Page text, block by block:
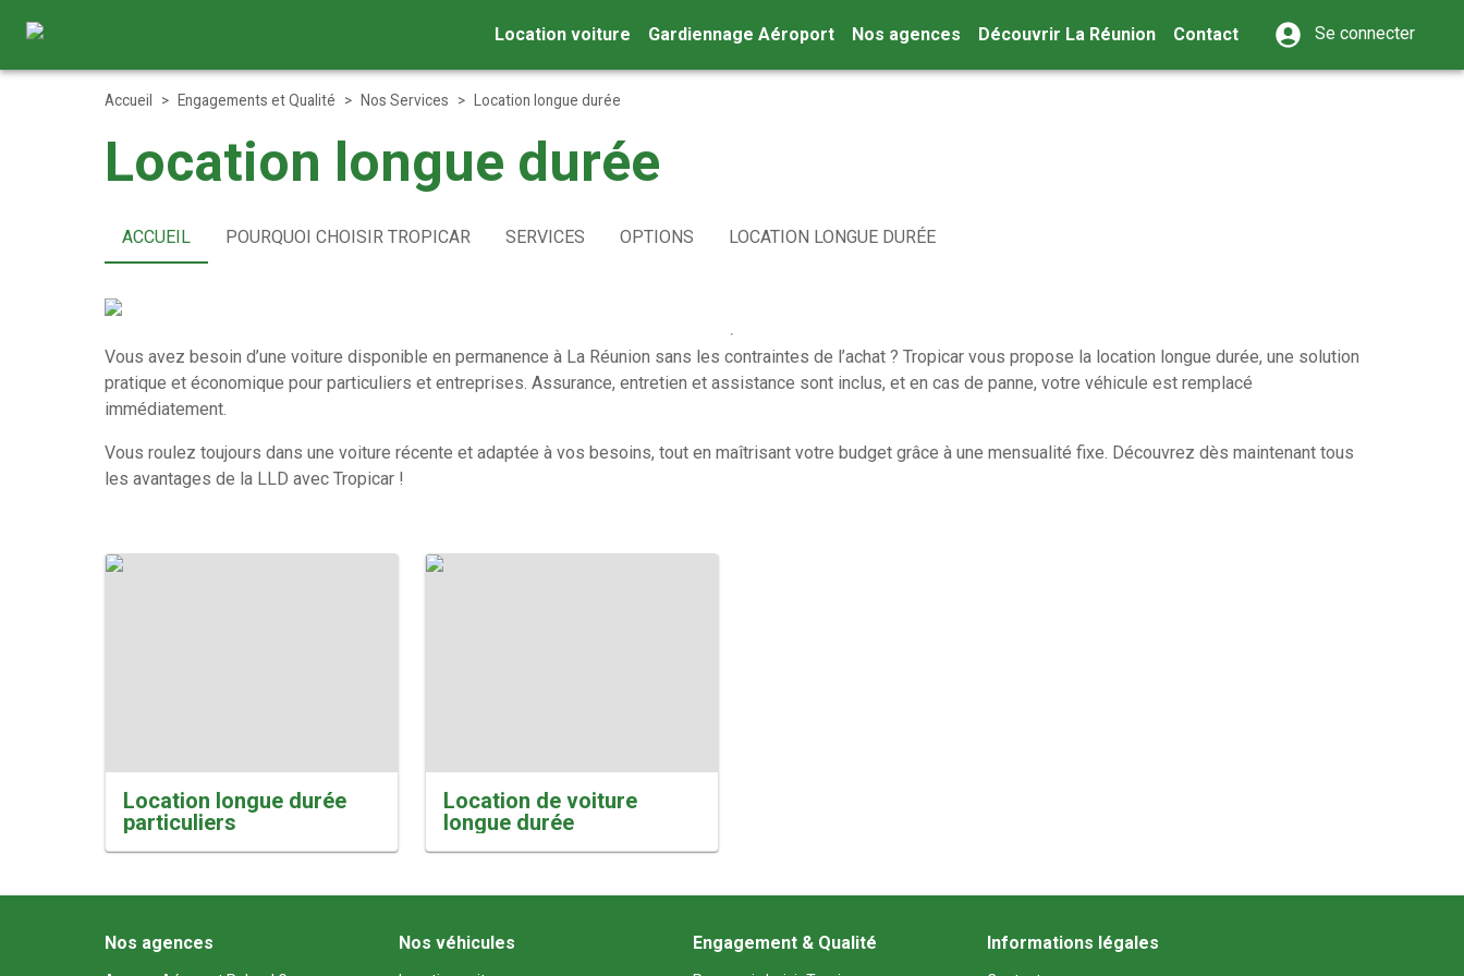
Location voiture Gardiennage Aéroport Nos agences Découvrir La Réunion Contact Se connecter
Accueil > Engagements et Qualité > Nos Services > Location longue durée
Location longue durée
ACCUEIL POURQUOI CHOISIR TROPICAR SERVICES OPTIONS LOCATION LONGUE DURÉE
Vous avez besoin d’une voiture disponible en permanence à La Réunion sans les contraintes de l’achat ? Tropicar vous propose la location longue durée, une solution
pratique et économique pour particuliers et entreprises. Assurance, entretien et assistance sont inclus, et en cas de panne, votre véhicule est remplacé
immédiatement.
Vous roulez toujours dans une voiture récente et adaptée à vos besoins, tout en maîtrisant votre budget grâce à une mensualité fixe. Découvrez dès maintenant tous
les avantages de la LLD avec Tropicar !
Location longue durée
particuliers
Location de voiture
longue durée
Nos agences Nos véhicules Engagement & Qualité Informations légales